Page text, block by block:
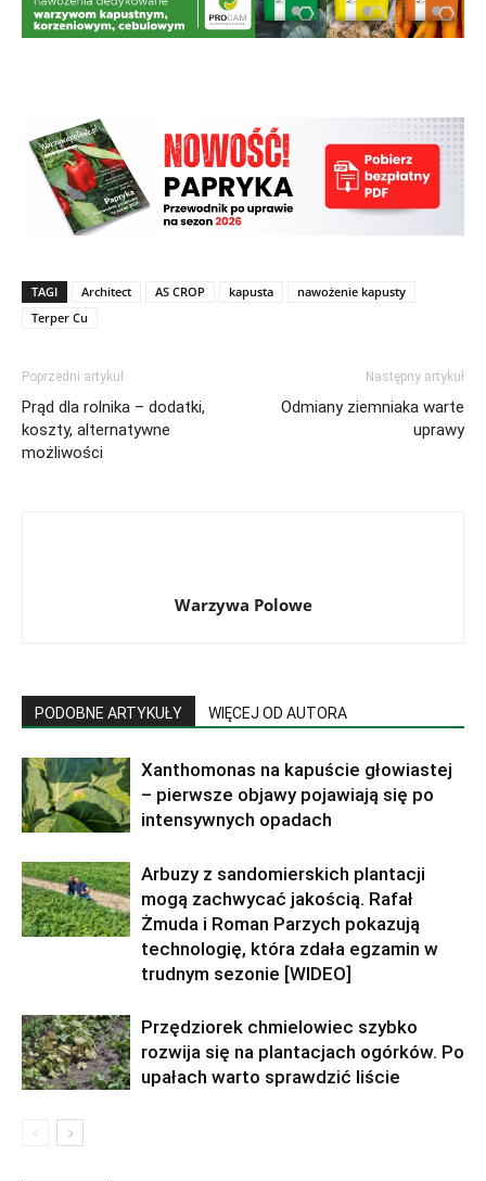
TAGI Architect AS CROP kapusta
nawożenie kapusty
Terper Cu
Poprzedni artykuł
Prąd dla rolnika – dodatki,
koszty, alternatywne
możliwości
Następny artykuł
Odmiany ziemniaka warte
uprawy
Warzywa Polowe
PODOBNE ARTYKUŁY WIĘCEJ OD AUTORA
Xanthomonas na kapuście głowiastej
– pierwsze objawy pojawiają się po
intensywnych opadach
Arbuzy z sandomierskich plantacji
mogą zachwycać jakością. Rafał
Żmuda i Roman Parzych pokazują
technologię, która zdała egzamin w
trudnym sezonie [WIDEO]
Przędziorek chmielowiec szybko
rozwija się na plantacjach ogórków. Po
upałach warto sprawdzić liście